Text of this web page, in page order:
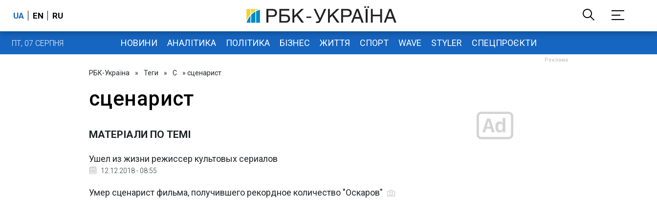
UA EN RU
ПТ, 07 СЕРПНЯ НОВИНИ АНАЛІТИКА ПОЛІТИКА БІЗНЕС ЖИТТЯ СПОРТ WAVE STYLER СПЕЦПРОЄКТИ
РБК-Україна » Теги » С » сценарист
сценарист
МАТЕРІАЛИ ПО ТЕМІ
Ушел из жизни режиссер культовых сериалов
12.12.2018 - 08:55
Умер сценарист фильма, получившего рекордное количество "Оскаров"